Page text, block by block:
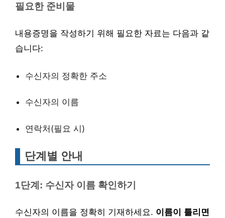
필요한 준비물
내용증명을 작성하기 위해 필요한 자료는 다음과 같
습니다:
수신자의 정확한 주소
수신자의 이름
연락처(필요 시)
단계별 안내
1단계: 수신자 이름 확인하기
수신자의 이름을 정확히 기재하세요. 이름이 틀리면